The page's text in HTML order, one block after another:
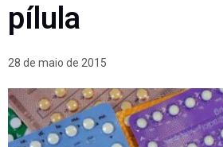
pílula
28 de maio de 2015